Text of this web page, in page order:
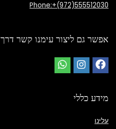
Phone:+(972)555512030
אפשר גם ליצור עימנו קשר דרך
מידע כללי
עלינו